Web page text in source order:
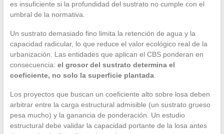
es insuficiente si la profundidad del sustrato no cumple con el
umbral de la normativa.
Un sustrato demasiado fino limita la retención de agua y la
capacidad radicular, lo que reduce el valor ecológico real de la
urbanización. Las entidades que aplican el CBS ponderan en
consecuencia: el grosor del sustrato determina el
coeficiente, no solo la superficie plantada.
Los proyectos que buscan un coeficiente alto sobre losa deben
arbitrar entre la carga estructural admisible (un sustrato grueso
pesa mucho) y la ganancia de ponderación. Un estudio
estructural debe validar la capacidad portante de la losa antes